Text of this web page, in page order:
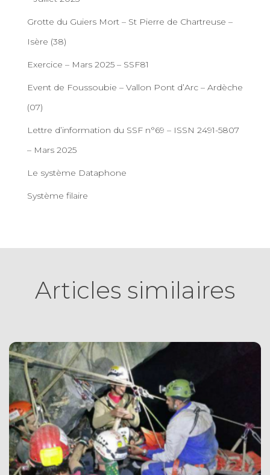
Grotte du Guiers Mort – St Pierre de Chartreuse –
Isère (38)
Exercice – Mars 2025 – SSF81
Event de Foussoubie – Vallon Pont d’Arc – Ardèche
(07)
Lettre d’information du SSF n°69 – ISSN 2491-5807
– Mars 2025
Le système Dataphone
Système filaire
Articles similaires